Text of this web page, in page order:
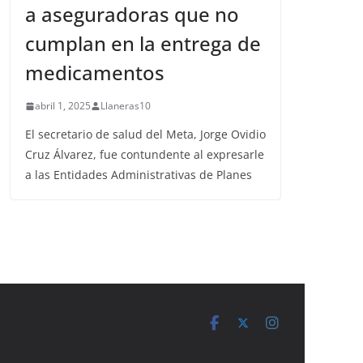
a aseguradoras que no
cumplan en la entrega de
medicamentos
abril 1, 2025 Llaneras10
El secretario de salud del Meta, Jorge Ovidio
Cruz Álvarez, fue contundente al expresarle
a las Entidades Administrativas de Planes